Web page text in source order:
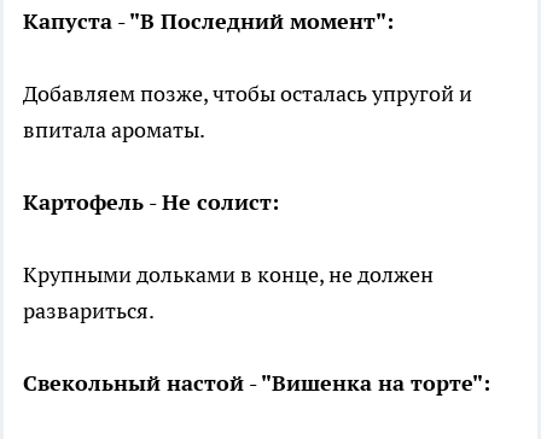
Капуста - "В Последний момент":
Добавляем позже, чтобы осталась упругой и
впитала ароматы.
Картофель - Не солист:
Крупными дольками в конце, не должен
развариться.
Свекольный настой - "Вишенка на торте":